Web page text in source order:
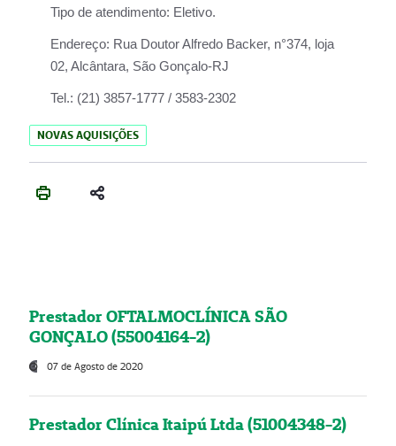
Tipo de atendimento: Eletivo.
Endereço: Rua Doutor Alfredo Backer, n°374, loja
02, Alcântara, São Gonçalo-RJ
Tel.: (21) 3857-1777 / 3583-2302
NOVAS AQUISIÇÕES
Prestador OFTALMOCLÍNICA SÃO
GONÇALO (55004164-2)
07 de Agosto de 2020
Prestador Clínica Itaipú Ltda (51004348-2)